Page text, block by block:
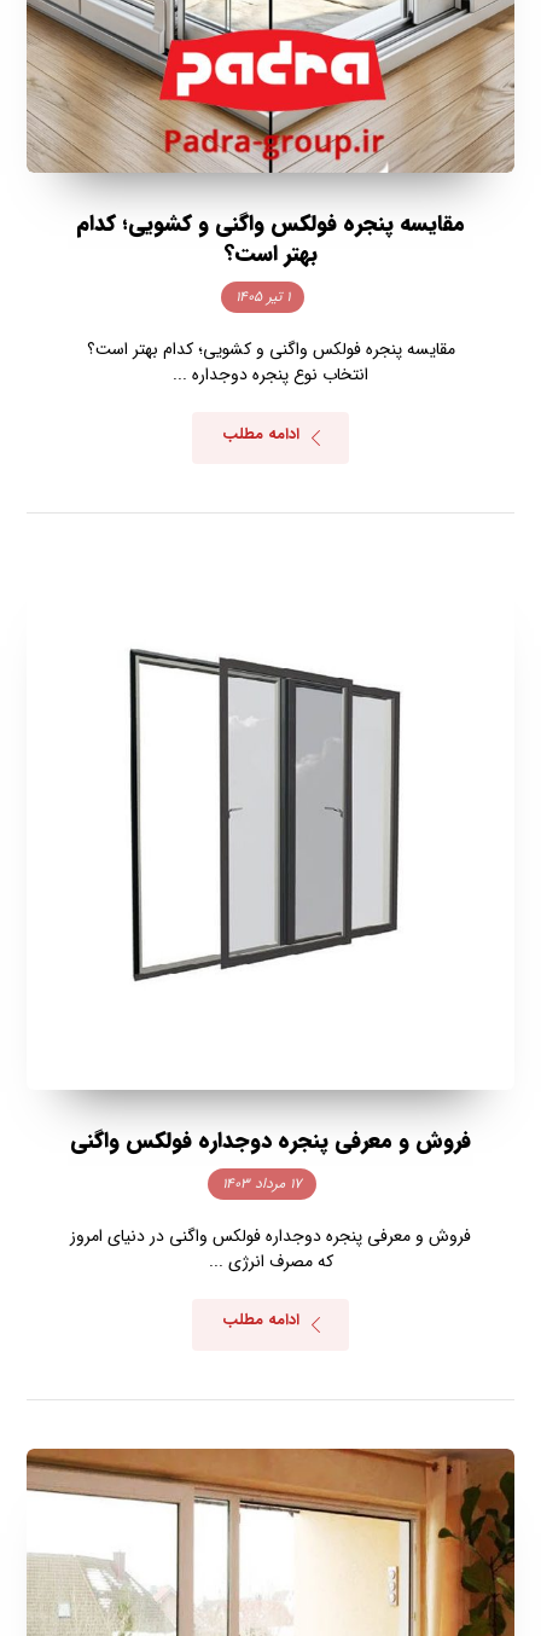
مقایسه پنجره فولکس واگنی و کشویی؛ کدام
بهتر است؟
۱ تیر ۱۴۰۵
مقایسه پنجره فولکس واگنی و کشویی؛ کدام بهتر است؟
انتخاب نوع پنجره دوجداره ...
ادامه مطلب
فروش و معرفی پنجره دوجداره فولکس واگنی
۱۷ مرداد ۱۴۰۳
فروش و معرفی پنجره دوجداره فولکس واگنی در دنیای امروز
که مصرف انرژی ...
ادامه مطلب